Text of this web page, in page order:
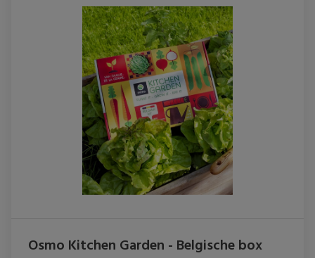
Osmo Kitchen Garden - Belgische box